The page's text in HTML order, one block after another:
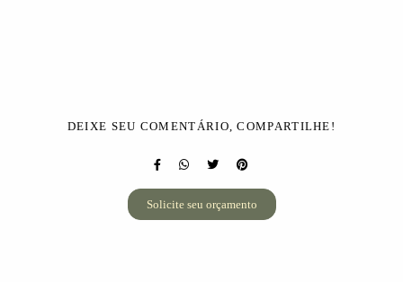
DEIXE SEU COMENTÁRIO, COMPARTILHE!
Solicite seu orçamento